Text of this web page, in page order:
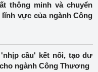
thông minh và chuyển
vực của ngành Công
cầu' kết nối, tạo dư
ngành Công Thương